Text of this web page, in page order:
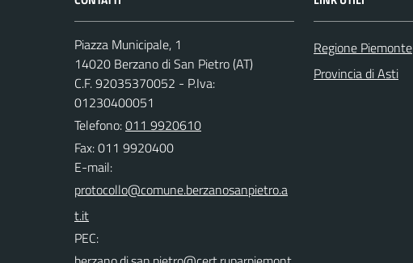
Piazza Municipale, 1
14020 Berzano di San Pietro (AT)
C.F. 92035370052 - P.Iva:
01230400051
Telefono:011 9920610
Fax: 011 9920400
E-mail:
PEC:
Regione Piemonte
Provincia di Asti